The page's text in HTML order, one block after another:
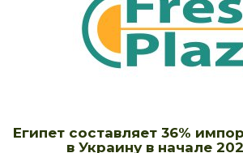
Египет составляет 36%
в Украину в начале